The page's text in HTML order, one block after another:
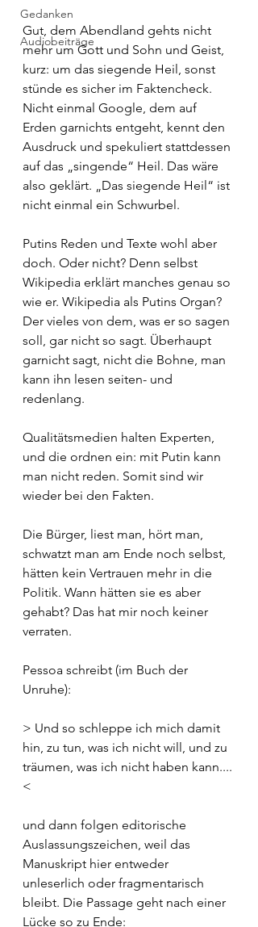
Gedanken
Audiobeiträge
Gut, dem Abendland gehts nicht
mehr um Gott und Sohn und Geist,
kurz: um das siegende Heil, sonst
stünde es sicher im Faktencheck.
Nicht einmal Google, dem auf
Erden garnichts entgeht, kennt den
Ausdruck und spekuliert stattdessen
auf das „singende“ Heil. Das wäre
also geklärt. „Das siegende Heil“ ist
nicht einmal ein Schwurbel.
Putins Reden und Texte wohl aber
doch. Oder nicht? Denn selbst
Wikipedia erklärt manches genau so
wie er. Wikipedia als Putins Organ?
Der vieles von dem, was er so sagen
soll, gar nicht so sagt. Überhaupt
garnicht sagt, nicht die Bohne, man
kann ihn lesen seiten- und
redenlang.
Qualitätsmedien halten Experten,
und die ordnen ein: mit Putin kann
man nicht reden. Somit sind wir
wieder bei den Fakten.
Die Bürger, liest man, hört man,
schwatzt man am Ende noch selbst,
hätten kein Vertrauen mehr in die
Politik. Wann hätten sie es aber
gehabt? Das hat mir noch keiner
verraten.
Pessoa schreibt (im Buch der
Unruhe):
> Und so schleppe ich mich damit
hin, zu tun, was ich nicht will, und zu
träumen, was ich nicht haben kann....
<
und dann folgen editorische
Auslassungszeichen, weil das
Manuskript hier entweder
unleserlich oder fragmentarisch
bleibt. Die Passage geht nach einer
Lücke so zu Ende: